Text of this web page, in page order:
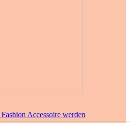
Accessoire werden